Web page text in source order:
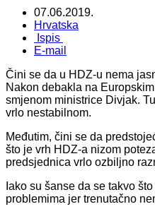
07.06.2019.
Hrvatska
Ispis
E-mail
Čini se da u HDZ-u nema
Nakon debakla na
smjenom ministrice Divjak.
vrlo nestabilnom.
Međutim, čini se da
što je vrh HDZ-a nizom
predsjednica vrlo ozbiljno
Iako su šanse da se takvo
problemima jer trenutačno